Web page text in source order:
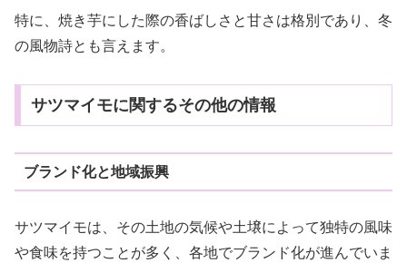
特に、焼き芋にした際の香ばしさと甘さは格別であり、冬
の風物詩とも言えます。
サツマイモに関するその他の情報
ブランド化と地域振興
サツマイモは、その土地の気候や土壌によって独特の風味
や食味を持つことが多く、各地でブランド化が進んでいま